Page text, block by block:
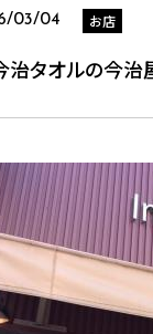
03/04 お店
タオルの今治